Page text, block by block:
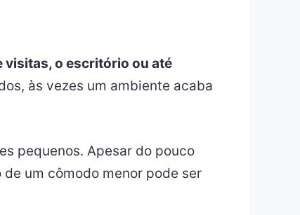
visitas, o escritório ou até
às vezes um ambiente acaba
pequenos. Apesar do pouco
um cômodo menor pode ser